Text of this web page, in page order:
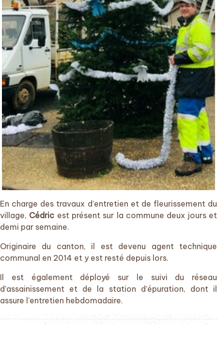
En charge des travaux d’entretien et de fleurissement du
village, Cédric est présent sur la commune deux jours et
demi par semaine.
Originaire du canton, il est devenu agent technique
communal en 2014 et y est resté depuis lors.
Il est également déployé sur le suivi du réseau
d’assainissement et de la station d’épuration, dont il
assure l’entretien hebdomadaire.